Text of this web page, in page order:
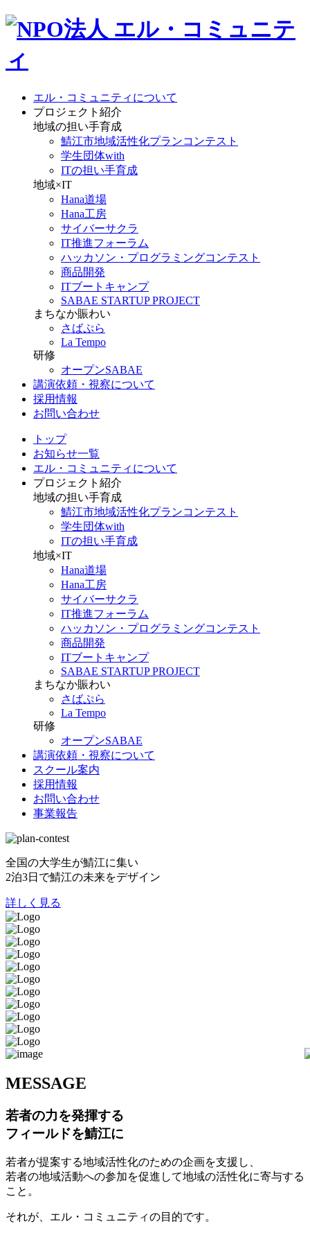
エル・コミュニティについて
プロジェクト紹介
地域の担い手育成
鯖江市地域活性化プランコンテスト
学生団体with
ITの担い手育成
地域×IT
Hana道場
Hana工房
サイバーサクラ
IT推進フォーラム
ハッカソン・プログラミングコンテスト
商品開発
ITブートキャンプ
SABAE STARTUP PROJECT
まちなか賑わい
さばぷら
La Tempo
研修
オープンSABAE
講演依頼・視察について
採用情報
お問い合わせ
トップ
お知らせ一覧
エル・コミュニティについて
プロジェクト紹介
地域の担い手育成
鯖江市地域活性化プランコンテスト
学生団体with
ITの担い手育成
地域×IT
Hana道場
Hana工房
サイバーサクラ
IT推進フォーラム
ハッカソン・プログラミングコンテスト
商品開発
ITブートキャンプ
SABAE STARTUP PROJECT
まちなか賑わい
さばぷら
La Tempo
研修
オープンSABAE
講演依頼・視察について
スクール案内
採用情報
お問い合わせ
事業報告
全国の大学生が鯖江に集い
2泊3日で鯖江の未来をデザイン
詳しく見る
MESSAGE
若者の力を発揮する
フィールドを鯖江に
若者が提案する地域活性化のための企画を支援し、
若者の地域活動への参加を促進して地域の活性化に寄与する
こと。
それが、エル・コミュニティの目的です。